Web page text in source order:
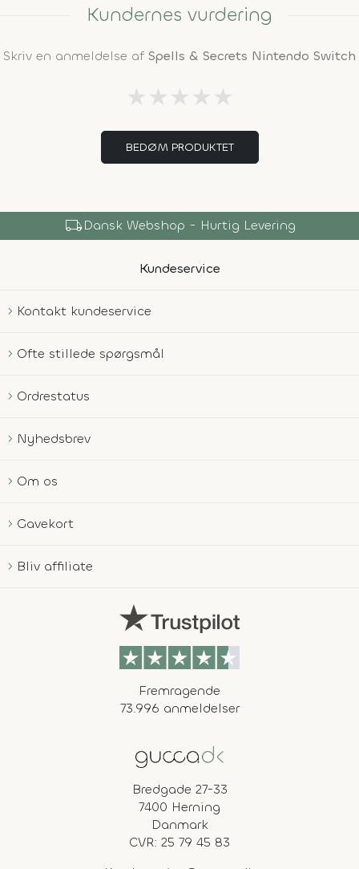
Kundernes vurdering
Skriv en anmeldelse af Spells & Secrets Nintendo Switch
★ ★ ★ ★ ★
BEDØM PRODUKTET
local_shippingDansk Webshop - Hurtig Levering
Kundeservice
Kontakt kundeservice
Ofte stillede spørgsmål
Ordrestatus
Nyhedsbrev
Om os
Gavekort
Bliv affiliate
Fremragende
73.996 anmeldelser
Bredgade 27-33
7400 Herning
Danmark
CVR: 25 79 45 83